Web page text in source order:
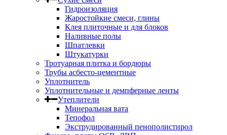
Гидроизоляция
Жаростойкие смеси, глины
Клея плиточные и для блоков
Наливные полы
Шпатлевки
Штукатурки
Тротуарная плитка и бордюры
Трубы асбесто-цементные
Уплотнитель
Уплотнительные и демпферные ленты
Утеплители
Минеральная вата
Тепофол
Экструдированный пенополистирол